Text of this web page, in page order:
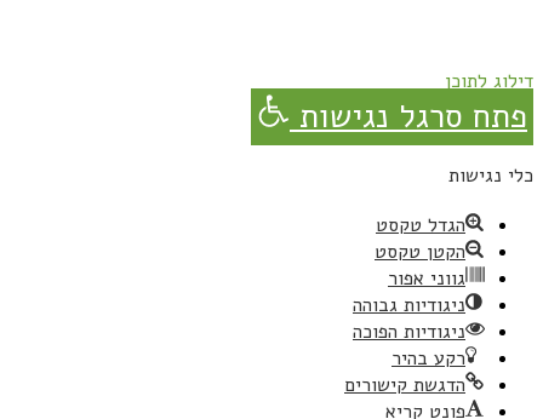
דילוג לתוכן
פתח סרגל נגישות
כלי נגישות
הגדל טקסט
הקטן טקסט
גווני אפור
ניגודיות גבוהה
ניגודיות הפוכה
רקע בהיר
הדגשת קישורים
פונט קריא